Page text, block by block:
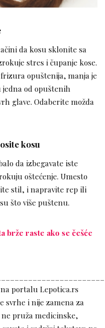
da kosu sklonite sa
stres i čupanje kose.
opuštenija, manja je
jedna od opuštenih
glave. Odaberite možda
kosu
da izbegavate iste
oštećenje. Umesto
stil, i napravite rep ili
što više puštenu.
brže raste ako se češće
portalu Lepotica.rs
svrhe i nije zamena za
pruža medicinske,